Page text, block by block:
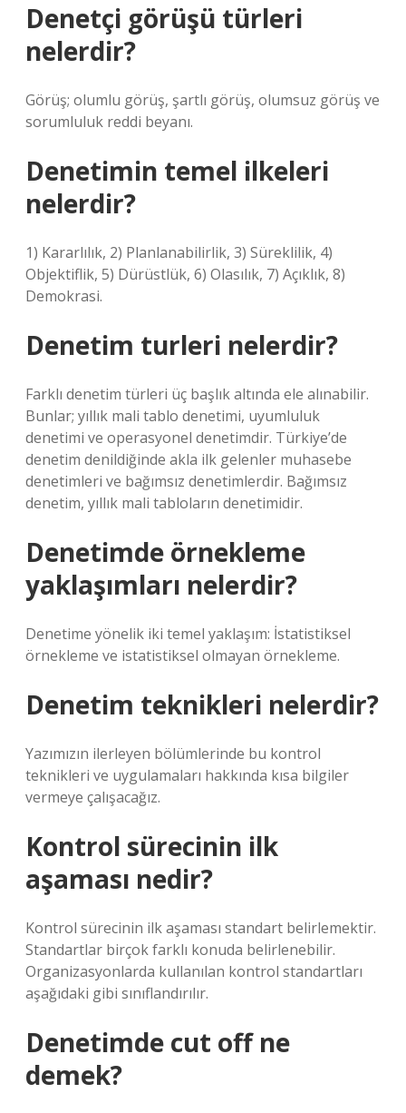
Denetçi görüşü türleri
nelerdir?
Görüş; olumlu görüş, şartlı görüş, olumsuz görüş ve
sorumluluk reddi beyanı.
Denetimin temel ilkeleri
nelerdir?
1) Kararlılık, 2) Planlanabilirlik, 3) Süreklilik, 4)
Objektiflik, 5) Dürüstlük, 6) Olasılık, 7) Açıklık, 8)
Demokrasi.
Denetim turleri nelerdir?
Farklı denetim türleri üç başlık altında ele alınabilir.
Bunlar; yıllık mali tablo denetimi, uyumluluk
denetimi ve operasyonel denetimdir. Türkiye’de
denetim denildiğinde akla ilk gelenler muhasebe
denetimleri ve bağımsız denetimlerdir. Bağımsız
denetim, yıllık mali tabloların denetimidir.
Denetimde örnekleme
yaklaşımları nelerdir?
Denetime yönelik iki temel yaklaşım: İstatistiksel
örnekleme ve istatistiksel olmayan örnekleme.
Denetim teknikleri nelerdir?
Yazımızın ilerleyen bölümlerinde bu kontrol
teknikleri ve uygulamaları hakkında kısa bilgiler
vermeye çalışacağız.
Kontrol sürecinin ilk
aşaması nedir?
Kontrol sürecinin ilk aşaması standart belirlemektir.
Standartlar birçok farklı konuda belirlenebilir.
Organizasyonlarda kullanılan kontrol standartları
aşağıdaki gibi sınıflandırılır.
Denetimde cut off ne
demek?